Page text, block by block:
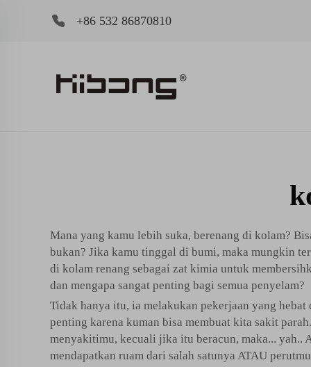
+86 532 86870810
Mana yang kamu lebih suka, berenang di kolam?
bukan? Jika kamu tinggal di bumi, maka mungkin
di kolam renang sebagai zat kimia untuk
dan mengapa sangat penting bagi semua penyelam?
Tidak hanya itu, ia melakukan pekerjaan yang
penting karena kuman bisa membuat kita sakit
menyakitimu, kecuali jika itu beracun, maka... yah..
mendapatkan ruam dari salah satunya ATAU